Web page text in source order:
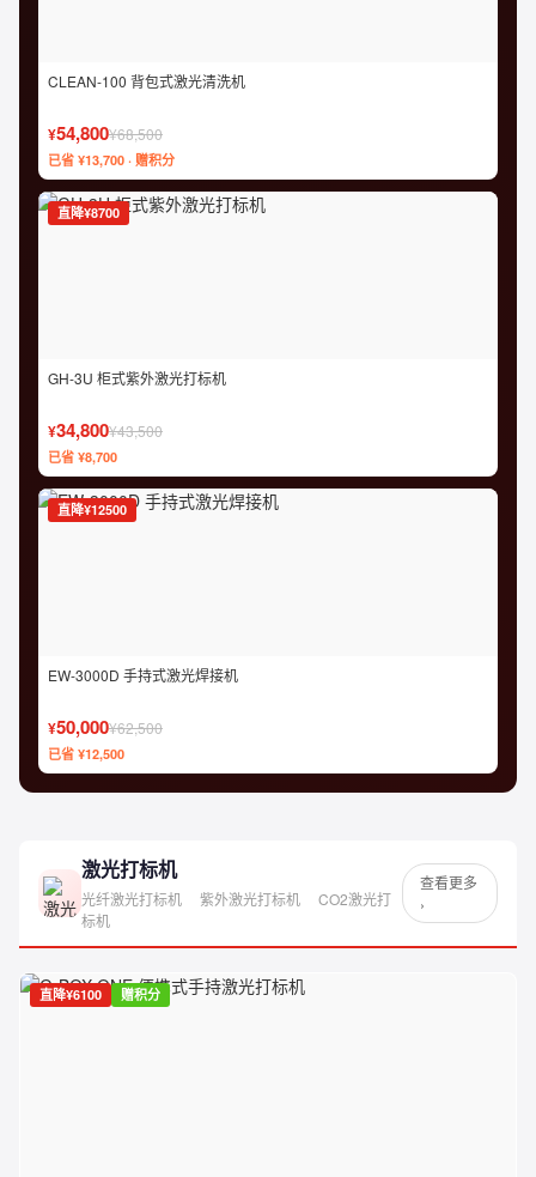
CLEAN-100 背包式激光清洗机
¥54,800¥68,500
已省 ¥13,700 · 赠积分
直降¥8700
GH-3U 柜式紫外激光打标机
¥34,800¥43,500
已省 ¥8,700
直降¥12500
EW-3000D 手持式激光焊接机
¥50,000¥62,500
已省 ¥12,500
激光打标机
光纤激光打标机 紫外激光打标机
CO2激光打
标机
查看更多
›
直降¥6100 赠积分